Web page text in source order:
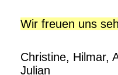
Wir freuen uns
Christine, Hilmar,
Julian